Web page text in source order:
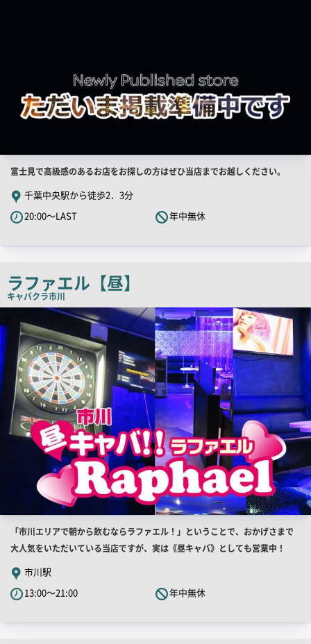
店
舗
PR
キ
コ
ピ
富士見で高級感のあるお店をお探しの方はぜひ当店までお越しください。
千葉中央駅から徒歩2．3分
20:00～LAST
年中無休
ラファエル【昼】
キャバクラ市川
舗
PR
画
像
店
舗
PR
キ
ャ
「市川エリアで朝から飲むならラファエル！」ということで、おかげさまで
大人気をいただいている当店ですが、実は《昼キャバ》としても営業中！
市川駅
13:00～21:00
年中無休